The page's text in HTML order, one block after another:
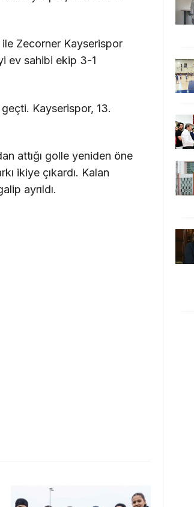
Zecorner Kayserispor
ev sahibi ekip 3-1
Kayserispor, 13.
attığı golle yeniden öne
ikiye çıkardı. Kalan
ayrıldı.